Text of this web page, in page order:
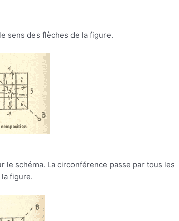
sens des flèches de la figure.
le schéma. La circonférence passe par tous les
figure.